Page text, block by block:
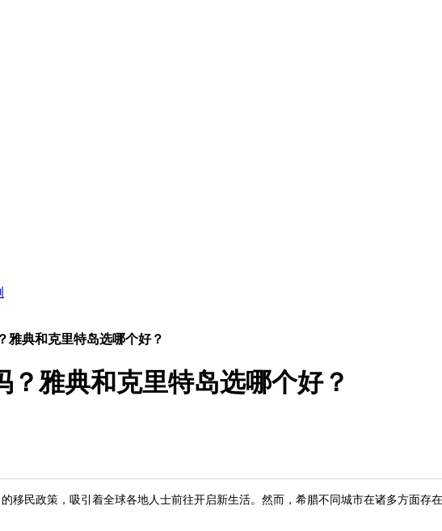
雅典和克里特岛选哪个好？
雅典和克里特岛选哪个好？
移民政策，吸引着全球各地人士前往开启新生活。然而，希腊不同城市在诸多方面存